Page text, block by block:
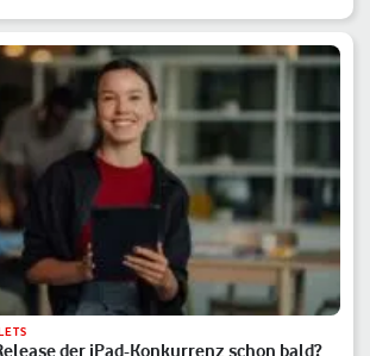
der iPad-Konkurrenz schon bald?